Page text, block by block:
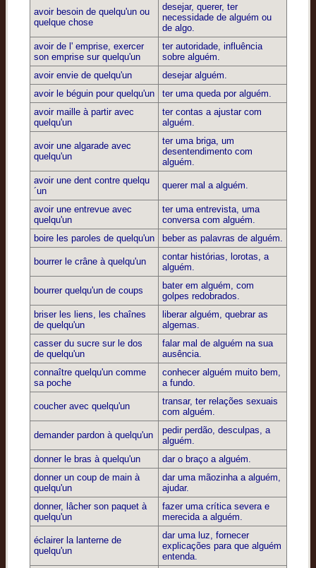
avoir besoin de quelqu'un ou
quelque chose
desejar, querer, ter
necessidade de alguém ou
de algo.
avoir de l' emprise, exercer
son emprise sur quelqu'un
ter autoridade, influência
sobre alguém.
avoir envie de quelqu'un
desejar alguém.
avoir le béguin pour quelqu'un
ter uma queda por alguém.
avoir maille à partir avec
quelqu'un
ter contas a ajustar com
alguém.
avoir une algarade avec
quelqu'un
ter uma briga, um
desentendimento com
alguém.
avoir une dent contre quelqu
´un
querer mal a alguém.
avoir une entrevue avec
quelqu'un
ter uma entrevista, uma
conversa com alguém.
boire les paroles de quelqu'un
beber as palavras de alguém.
bourrer le crâne à quelqu'un
contar histórias, lorotas, a
alguém.
bourrer quelqu'un de coups
bater em alguém, com
golpes redobrados.
briser les liens, les chaînes
de quelqu'un
liberar alguém, quebrar as
algemas.
casser du sucre sur le dos
de quelqu'un
falar mal de alguém na sua
ausência.
connaître quelqu'un comme
sa poche
conhecer alguém muito bem,
a fundo.
coucher avec quelqu'un
transar, ter relações sexuais
com alguém.
demander pardon à quelqu'un
pedir perdão, desculpas, a
alguém.
donner le bras à quelqu'un
dar o braço a alguém.
donner un coup de main à
quelqu'un
dar uma mãozinha a alguém,
ajudar.
donner, lâcher son paquet à
quelqu'un
fazer uma crítica severa e
merecida a alguém.
éclairer la lanterne de
quelqu'un
dar uma luz, fornecer
explicações para que alguém
entenda.